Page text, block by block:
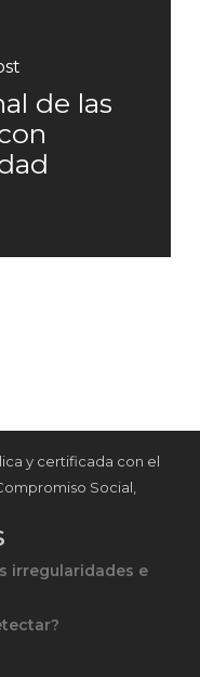
de las
y certificada con el
Social,
irregularidades e